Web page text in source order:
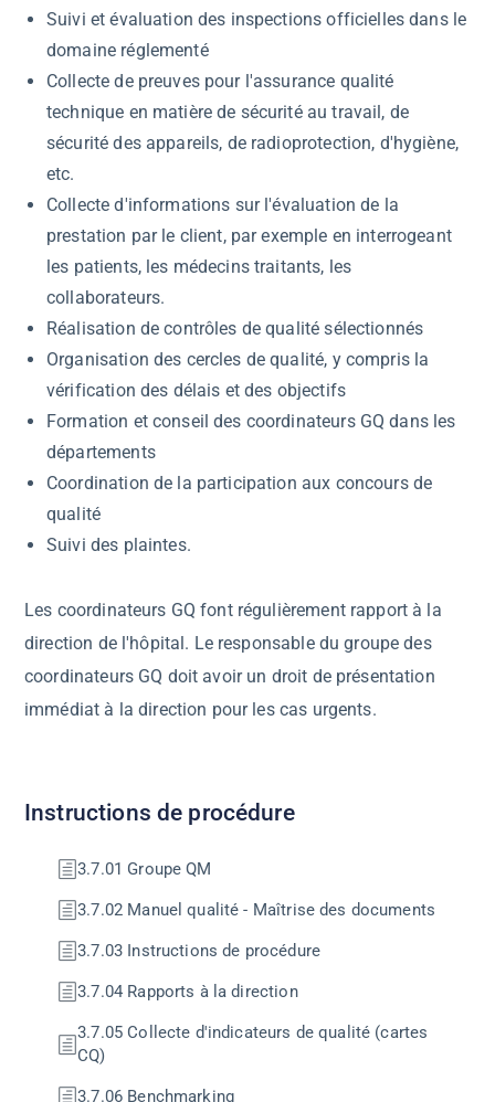
Suivi et évaluation des inspections officielles dans le
domaine réglementé
Collecte de preuves pour l'assurance qualité
technique en matière de sécurité au travail, de
sécurité des appareils, de radioprotection, d'hygiène,
etc.
Collecte d'informations sur l'évaluation de la
prestation par le client, par exemple en interrogeant
les patients, les médecins traitants, les
collaborateurs.
Réalisation de contrôles de qualité sélectionnés
Organisation des cercles de qualité, y compris la
vérification des délais et des objectifs
Formation et conseil des coordinateurs GQ dans les
départements
Coordination de la participation aux concours de
qualité
Suivi des plaintes.
Les coordinateurs GQ font régulièrement rapport à la
direction de l'hôpital. Le responsable du groupe des
coordinateurs GQ doit avoir un droit de présentation
immédiat à la direction pour les cas urgents.
Instructions de procédure
3.7.01 Groupe QM
3.7.02 Manuel qualité - Maîtrise des documents
3.7.03 Instructions de procédure
3.7.04 Rapports à la direction
3.7.05 Collecte d'indicateurs de qualité (cartes
CQ)
3.7.06 Benchmarking